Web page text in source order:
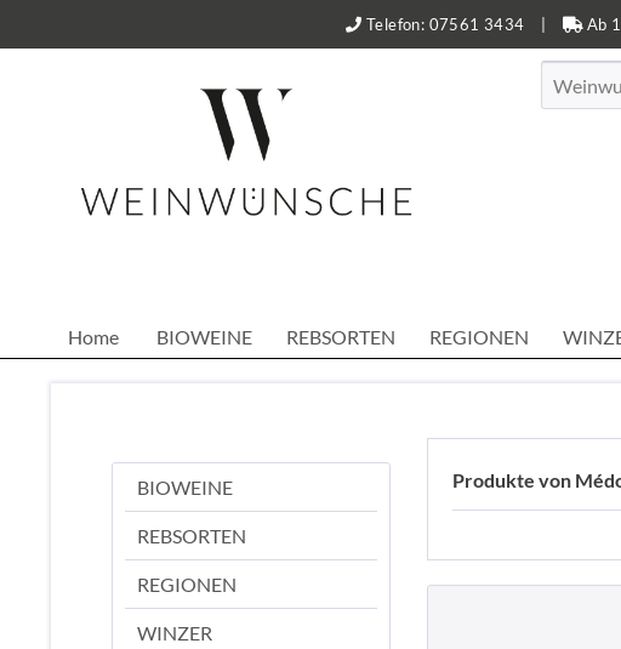
Telefon: 07561 3434 Ab
Home BIOWEINE REBSORTEN REGIONEN
BIOWEINE
REBSORTEN
REGIONEN
WINZER
Produkte von